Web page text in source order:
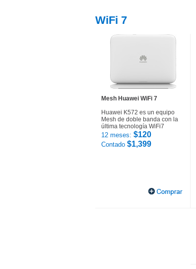
WiFi 7
Mesh Huawei WiFi 7
Huawei K572 es un equipo
Mesh de doble banda con la
última tecnología WiFi7
12 meses: $120
Contado $1,399